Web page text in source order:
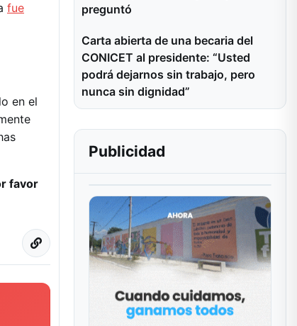
fue
en el
favor
preguntó
Carta abierta de una becaria del
CONICET al presidente: “Usted
podrá dejarnos sin trabajo, pero
nunca sin dignidad”
Publicidad